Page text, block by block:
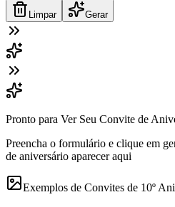
Limpar Gerar
Pronto para Ver Seu Convite de
Preencha o formulário e clique em
de aniversário aparecer aqui
Exemplos de Convites de 10º